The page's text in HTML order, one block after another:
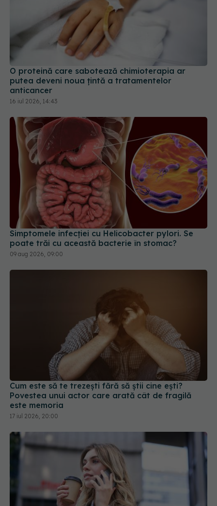
O proteină care sabotează chimioterapia ar
putea deveni noua țintă a tratamentelor
16 iul 2026, 14:43
Simptomele infecției cu Helicobacter pylori. Se
poate trăi cu această bacterie în stomac?
09 aug 2026, 09:00
Cum este să te trezești fără să știi cine ești?
Povestea unui actor care arată cât de fragilă
este memoria
17 iul 2026, 20:00